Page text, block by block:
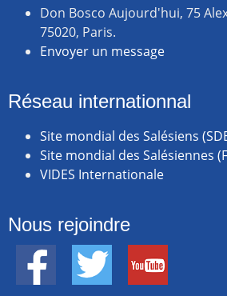
Don Bosco Aujourd'hui, 75
75020, Paris.
Envoyer un message
Réseau internationnal
Site mondial des Salésiens
Site mondial des Salésiennes
VIDES Internationale
Nous rejoindre